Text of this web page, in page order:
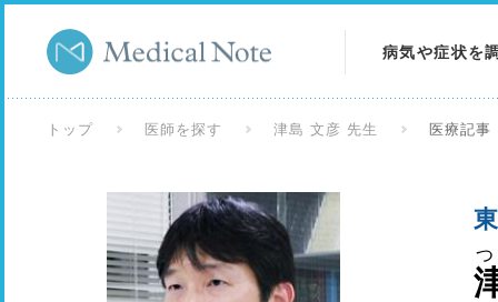
病気や症状を
検査を調べる
トップ 医師を探す 津島 文彦 先生 医療記事